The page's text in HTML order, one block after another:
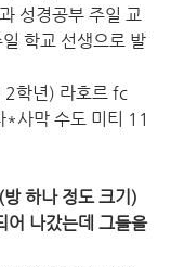
성경공부 주일 교
학교 선생으로 발
2학년) 라호르 fc
사막 수도 미티 11
하나 정도 크기)
어 나갔는데 그들을